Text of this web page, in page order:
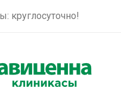
круглосуточно!